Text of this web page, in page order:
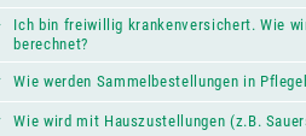
Ich bin freiwillig krankenversichert. Wie
berechnet?
Wie werden Sammelbestellungen in
Wie wird mit Hauszustellungen (z.B.